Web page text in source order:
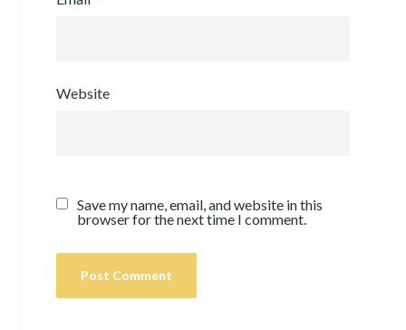
Website
Save my name, email, and website in this
browser for the next time I comment.